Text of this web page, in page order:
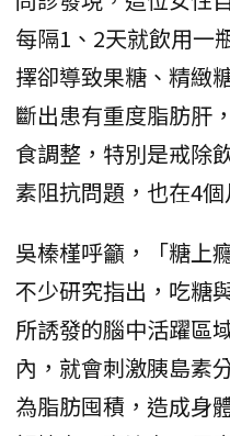
每隔1、2天就飲用一
擇卻導致果糖、精緻
斷出患有重度脂肪肝
食調整，特別是戒除
素阻抗問題，也在4
吳榛槿呼籲，「糖上
不少研究指出，吃糖
所誘發的腦中活躍區
內，就會刺激胰島素
為脂肪囤積，造成身